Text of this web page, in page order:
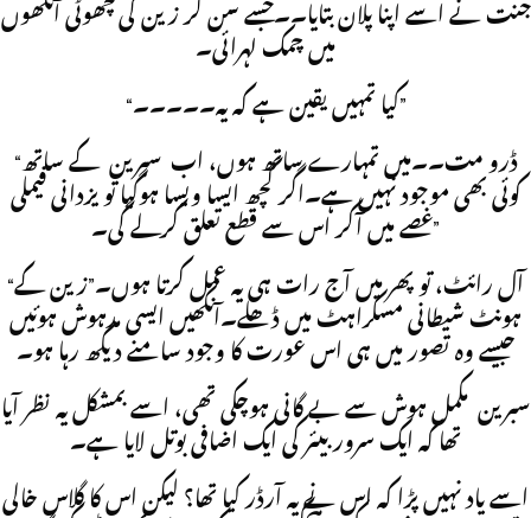
جنت نے اسے اپنا پلان بتایا۔۔جسے سن کر زین کی چھوٹی آنکھوں
میں چمک لہرائی۔
“کیا تمہیں یقین ہے کہ یہ۔۔۔۔۔”
“ڈرو مت۔۔میں تمہارے ساتھ ہوں، اب سبرین کے ساتھ
کوئی بھی موجود نہیں ہے۔اگر کچھ ایسا ویسا ہوگیا تو یزدانی فیملی
غصے میں آکر اس سے قطع تعلق کرلے گی۔”
“آل رائٹ، تو پھر میں آج رات ہی یہ عمل کرتا ہوں۔”زین کے
ہونٹ شیطانی مسکراہٹ میں ڈھلے۔آنکھیں ایسی مدہوش ہوئیں
جیسے وہ تصور میں ہی اس عورت کا وجود سامنے دیکھ رہا ہو۔
سبرین مکمل ہوش سے بے گانی ہوچکی تھی، اسے بمشکل یہ نظر آیا
تھا کہ ایک سرور بیئر کی ایک اضافی بوتل لایا ہے۔
اسے یاد نہیں پڑا کہ اس نے یہ آرڈر کیا تھا؟ لیکن اس کا گلاس خالی